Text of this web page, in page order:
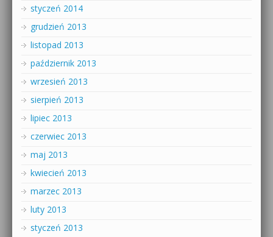
styczeń 2014
grudzień 2013
listopad 2013
październik 2013
wrzesień 2013
sierpień 2013
lipiec 2013
czerwiec 2013
maj 2013
kwiecień 2013
marzec 2013
luty 2013
styczeń 2013